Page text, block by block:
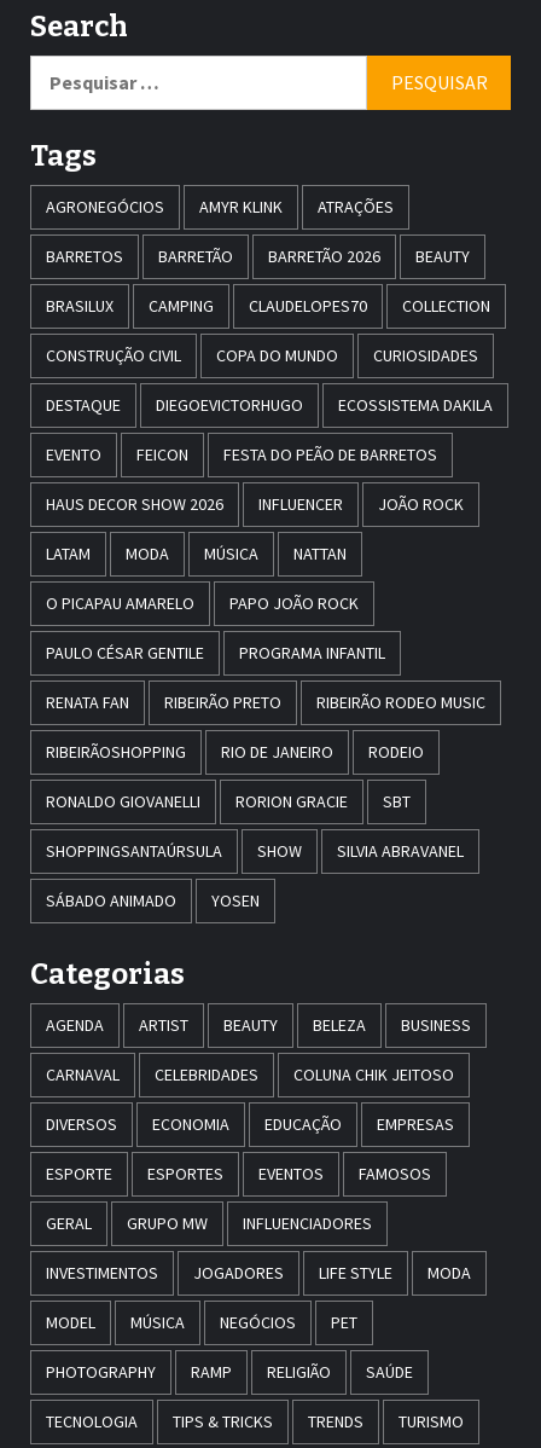
Search
por:
Tags
AGRONEGÓCIOS AMYR KLINK ATRAÇÕES
BARRETOS BARRETÃO BARRETÃO 2026 BEAUTY
BRASILUX CAMPING CLAUDELOPES70 COLLECTION
CONSTRUÇÃO CIVIL COPA DO MUNDO CURIOSIDADES
DESTAQUE DIEGOEVICTORHUGO ECOSSISTEMA DAKILA
EVENTO FEICON FESTA DO PEÃO DE BARRETOS
HAUS DECOR SHOW 2026 INFLUENCER JOÃO ROCK
LATAM MODA MÚSICA NATTAN
O PICAPAU AMARELO PAPO JOÃO ROCK
PAULO CÉSAR GENTILE PROGRAMA INFANTIL
RENATA FAN RIBEIRÃO PRETO RIBEIRÃO RODEO MUSIC
RIBEIRÃOSHOPPING RIO DE JANEIRO RODEIO
RONALDO GIOVANELLI RORION GRACIE SBT
SHOPPINGSANTAÚRSULA SHOW SILVIA ABRAVANEL
SÁBADO ANIMADO YOSEN
Categorias
AGENDA ARTIST BEAUTY BELEZA BUSINESS
CARNAVAL CELEBRIDADES COLUNA CHIK JEITOSO
DIVERSOS ECONOMIA EDUCAÇÃO EMPRESAS
ESPORTE ESPORTES EVENTOS FAMOSOS
GERAL GRUPO MW INFLUENCIADORES
INVESTIMENTOS JOGADORES LIFE STYLE MODA
MODEL MÚSICA NEGÓCIOS PET
PHOTOGRAPHY RAMP RELIGIÃO SAÚDE
TECNOLOGIA TIPS & TRICKS TRENDS TURISMO